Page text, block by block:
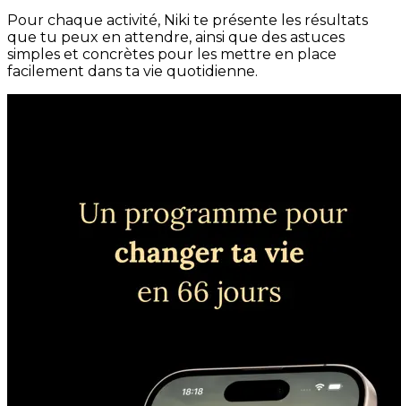
Pour chaque activité, Niki te présente les résultats
que tu peux en attendre, ainsi que des astuces
simples et concrètes pour les mettre en place
facilement dans ta vie quotidienne.